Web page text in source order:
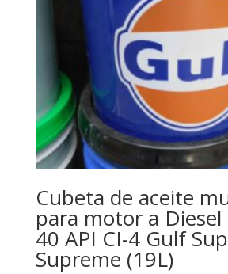
Cubeta de aceite
para motor a Diesel
40 API CI-4 Gulf
Supreme (19L)